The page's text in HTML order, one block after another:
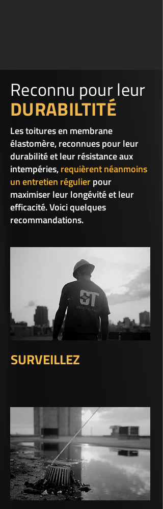
Reconnu pour leur
DURABILTITÉ
Les toitures en membrane
élastomère, reconnues pour leur
durabilité et leur résistance aux
intempéries,requièrent néanmoins
un entretien régulierpour
maximiser leur longévité et leur
efficacité. Voici quelques
recommandations.
SURVEILLEZ